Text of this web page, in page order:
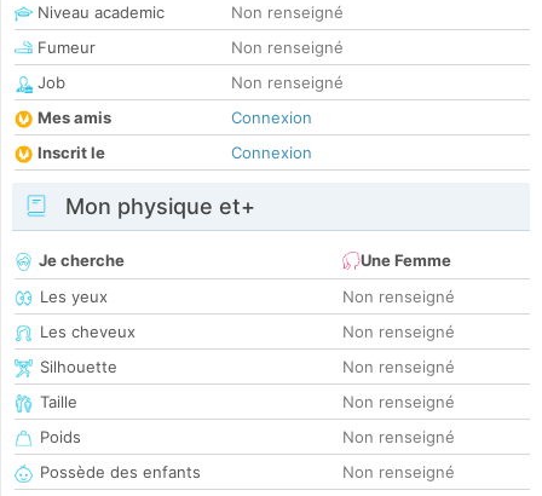
Niveau academic
Non renseigné
Fumeur
Non renseigné
Job
Non renseigné
Mes amis
Connexion
Inscrit le
Connexion
Mon physique et+
Je cherche
Une Femme
Les yeux
Non renseigné
Les cheveux
Non renseigné
Silhouette
Non renseigné
Taille
Non renseigné
Poids
Non renseigné
Possède des enfants
Non renseigné